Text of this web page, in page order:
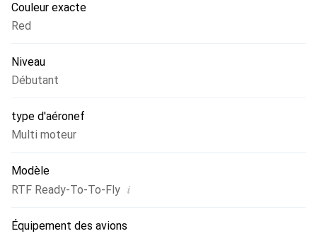
Couleur exacte
Red
Niveau
Débutant
type d'aéronef
Multi moteur
Modèle
RTF Ready-To-To-Fly i
Équipement des avions